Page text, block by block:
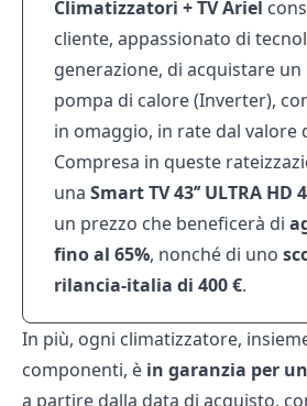
Climatizzatori + TV Ariel
cliente, appassionato di
generazione, di acquistare
pompa di calore (Inverter),
in omaggio, in rate dal valore
Compresa in queste
una Smart TV 43’’ ULTRA HD
un prezzo che beneficerà di
fino al 65%, nonché di uno
rilancia-italia di 400 €.
In più, ogni climatizzatore,
componenti, è in garanzia per
a partire dalla data di acquisto,